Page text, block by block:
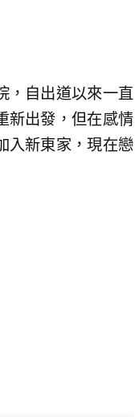
，自出道以來一直
新出發，但在感情
入新東家，現在戀